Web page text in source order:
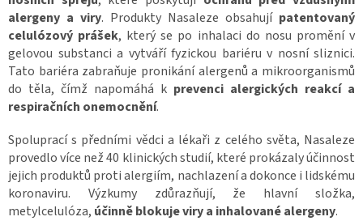
alergeny a viry. Produkty Nasaleze obsahují patentovaný
celulózový prášek, který se po inhalaci do nosu promění v
gelovou substanci a vytváří fyzickou bariéru v nosní sliznici.
Tato bariéra zabraňuje pronikání alergenů a mikroorganismů
do těla, čímž napomáhá k prevenci alergických reakcí a
respiračních onemocnění.
Spoluprací s předními vědci a lékaři z celého světa, Nasaleze
provedlo více než 40 klinických studií, které prokázaly účinnost
jejich produktů proti alergiím, nachlazení a dokonce i lidskému
koronaviru. Výzkumy zdůrazňují, že hlavní složka,
metylcelulóza, účinně blokuje viry a inhalované alergeny.